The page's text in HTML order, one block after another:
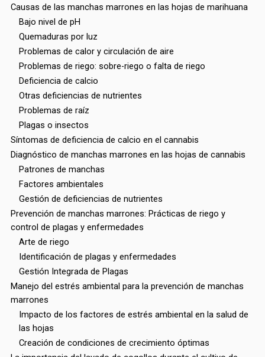
Causas de las manchas marrones en las hojas de marihuana
Bajo nivel de pH
Quemaduras por luz
Problemas de calor y circulación de aire
Problemas de riego: sobre-riego o falta de riego
Deficiencia de calcio
Otras deficiencias de nutrientes
Problemas de raíz
Plagas o insectos
Síntomas de deficiencia de calcio en el cannabis
Diagnóstico de manchas marrones en las hojas de cannabis
Patrones de manchas
Factores ambientales
Gestión de deficiencias de nutrientes
Prevención de manchas marrones: Prácticas de riego y
control de plagas y enfermedades
Arte de riego
Identificación de plagas y enfermedades
Gestión Integrada de Plagas
Manejo del estrés ambiental para la prevención de manchas
marrones
Impacto de los factores de estrés ambiental en la salud de
las hojas
Creación de condiciones de crecimiento óptimas